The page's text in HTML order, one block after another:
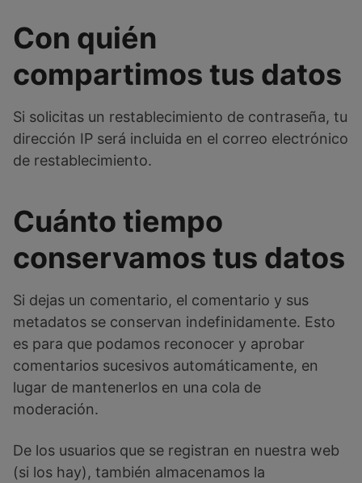
Con quién
compartimos tus datos
Si solicitas un restablecimiento de contraseña, tu
dirección IP será incluida en el correo electrónico
de restablecimiento.
Cuánto tiempo
conservamos tus datos
Si dejas un comentario, el comentario y sus
metadatos se conservan indefinidamente. Esto
es para que podamos reconocer y aprobar
comentarios sucesivos automáticamente, en
lugar de mantenerlos en una cola de
moderación.
De los usuarios que se registran en nuestra web
(si los hay), también almacenamos la